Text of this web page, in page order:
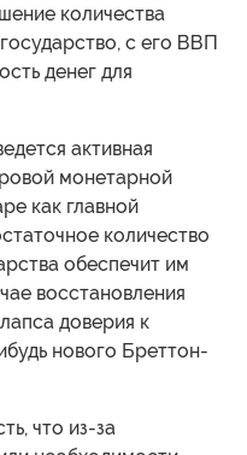
количества
с его ВВП
денег для
активная
монетарной
как главной
количество
обеспечит им
восстановления
доверия к
нового Бреттон-
что из-за